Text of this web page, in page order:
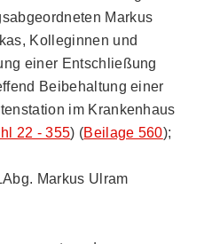
Markus
Kolleginnen und
einer Entschließung
Beibehaltung einer
im Krankenhaus
22 - 355) (Beilage 560);
Markus Ulram